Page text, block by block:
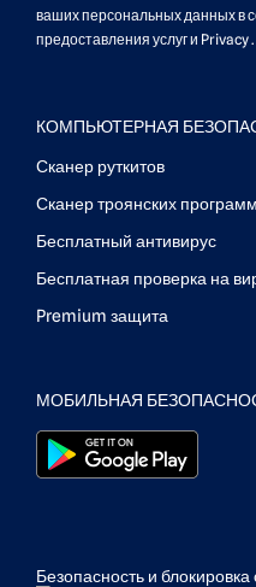
КОМПЬЮТЕРНАЯ
Сканер руткитов
Сканер троянских программ
Бесплатный антивирус
Бесплатная проверка на
Premium защита
МОБИЛЬНАЯ
Безопасность и
ваших персональных данных в
предоставления услуги Privacy.